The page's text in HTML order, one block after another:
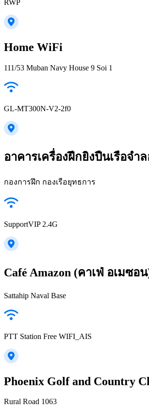
RWP
Home WiFi
111/53 Muban Navy House 9 Soi 1
GL-MT300N-V2-2f0
อาคารเครื่องฝึกยิงปืนเรือจำล
กองการฝึก กองเรือยุทธการ
SupportVIP 2.4G
Café Amazon (คาเฟ่ อเมซอ
Sattahip Naval Base
PTT Station Free WIFI_AIS
Phoenix Golf and Country
Rural Road 1063